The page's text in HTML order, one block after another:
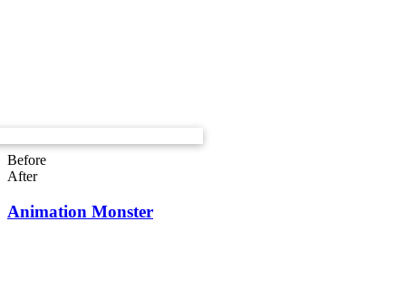
Before
After
Animation Monster